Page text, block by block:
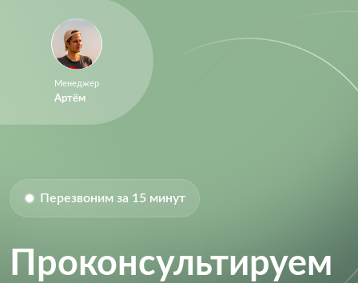
Size-Width: 7.52 mm
Менеджер
Артём
Перезвоним за 15 минут
Проконсультируем